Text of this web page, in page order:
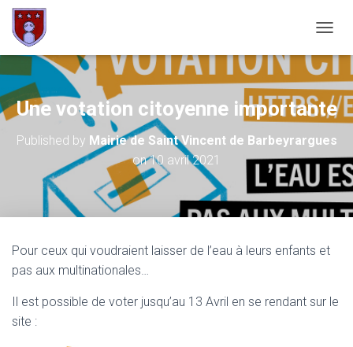
Une votation citoyenne importante
Published by Mairie de Saint Vincent de Barbeyrargues
on10 avril 2021
Pour ceux qui voudraient laisser de l’eau à leurs enfants et
pas aux multinationales…
Il est possible de voter jusqu’au 13 Avril en se rendant sur le
site :